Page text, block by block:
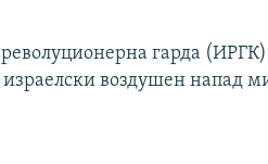
гарда
воздушен напад